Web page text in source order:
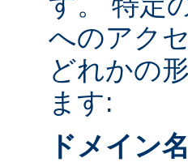
へのアク
どれかの
ます:
ドメイン